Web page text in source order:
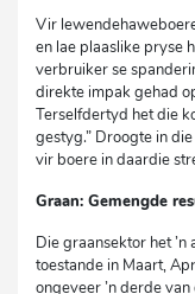
Vir
en lae plaaslike pryse
verbruiker se
direkte impak gehad
Terselfdertyd het die
gestyg.” Droogte in
vir boere in daardie
Graan: Gemengde
Die graansektor het
toestande in Maart,
ongeveer ’n derde